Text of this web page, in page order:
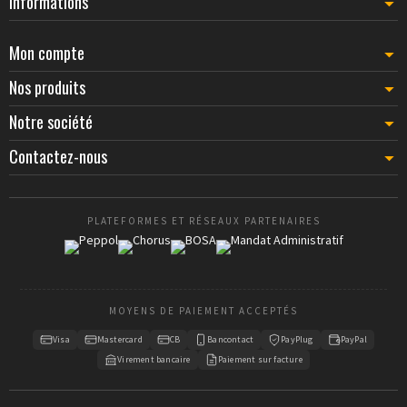
uniformité simplifie la maintenance, réduit les stocks de
projets de déploiement national ou européen, consultez
nos commerciaux : nous établissons des kits standardisés
répondant à vos besoins précis.
Mon compte
Nos produits
Notre société
Contactez-nous
PLATEFORMES ET RÉSEAUX PARTENAIRES
MOYENS DE PAIEMENT ACCEPTÉS
Visa Mastercard CB Bancontact PayPlug
PayPal
Virement bancaire
Paiement sur facture